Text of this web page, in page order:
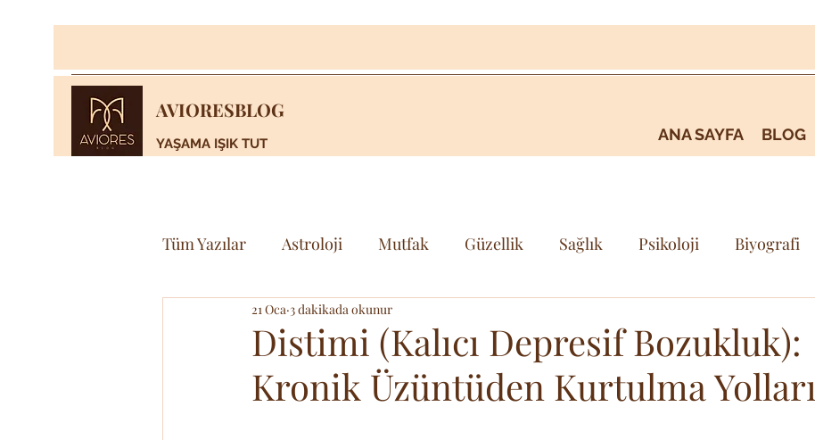
AVIORESBLOG
YAŞAMA IŞIK TUT ANA SAYFA BLOG
Tüm Yazılar Astroloji Mutfak Güzellik Sağlık Psikoloji Biyografi
Bilim & Teknoloji
Distimi (Kalıcı Depresif Bozukluk):
Kronik Üzüntüden Kurtulma Yolları
21 Oca 3 dakikada okunur